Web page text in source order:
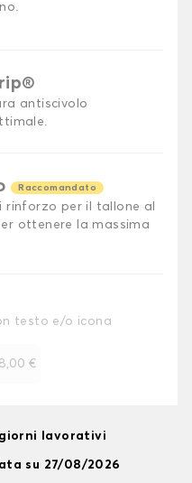
antiscivolo
Raccomandato
rinforzo per il tallone al
ottenere la massima
testo e/o icona
8,00 €
lavorativi
su 27/08/2026